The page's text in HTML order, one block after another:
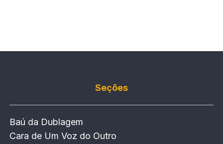
Seções
Baú da Dublagem
Cara de Um Voz do Outro